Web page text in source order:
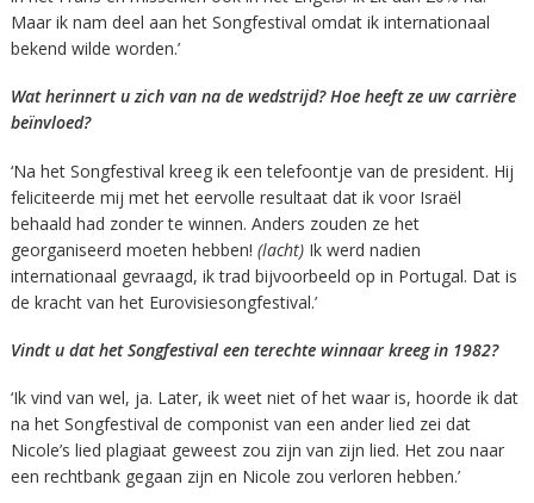
Maar ik nam deel aan het Songfestival omdat ik internationaal
bekend wilde worden.’
Wat herinnert u zich van na de wedstrijd? Hoe heeft ze uw carrière
beïnvloed?
‘Na het Songfestival kreeg ik een telefoontje van de president. Hij
feliciteerde mij met het eervolle resultaat dat ik voor Israël
behaald had zonder te winnen. Anders zouden ze het
georganiseerd moeten hebben! (lacht) Ik werd nadien
internationaal gevraagd, ik trad bijvoorbeeld op in Portugal. Dat is
de kracht van het Eurovisiesongfestival.’
Vindt u dat het Songfestival een terechte winnaar kreeg in 1982?
‘Ik vind van wel, ja. Later, ik weet niet of het waar is, hoorde ik dat
na het Songfestival de componist van een ander lied zei dat
Nicole’s lied plagiaat geweest zou zijn van zijn lied. Het zou naar
een rechtbank gegaan zijn en Nicole zou verloren hebben.’